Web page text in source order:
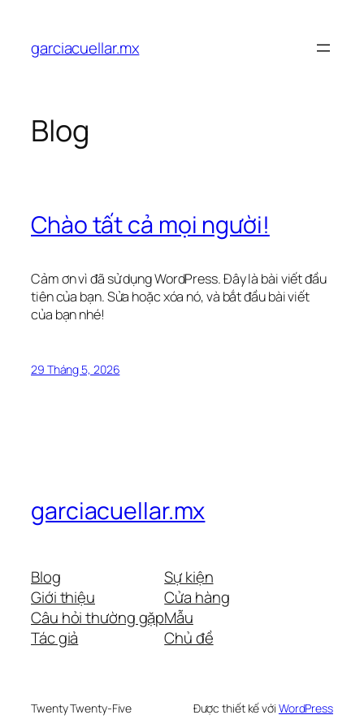
phầngarciacuellar.mx
Blog
Chào tất cả mọi người!
Cảm ơn vì đã sử dụng WordPress. Đây là bài viết đầu
tiên của bạn. Sửa hoặc xóa nó, và bắt đầu bài viết
của bạn nhé!
29 Tháng 5, 2026
garciacuellar.mx
Blog
Giới thiệu
Câu hỏi thường gặp
Tác giả
Sự kiện
Cửa hàng
Mẫu
Chủ đề
Twenty Twenty-Five Được thiết kế với WordPress